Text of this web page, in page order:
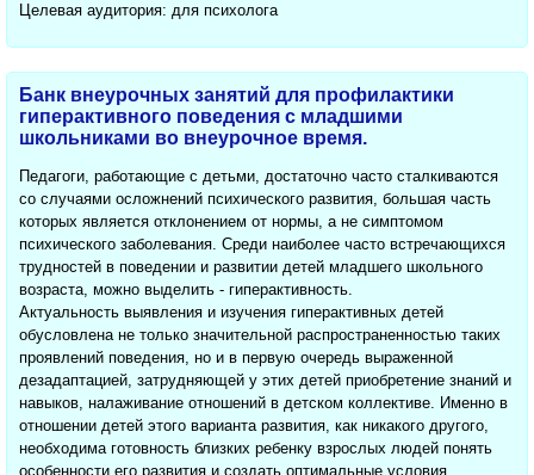
Целевая аудитория: для психолога
Банк внеурочных занятий для профилактики
гиперактивного поведения с младшими
школьниками во внеурочное время.
Педагоги, работающие с детьми, достаточно часто сталкиваются
со случаями осложнений психического развития, большая часть
которых является отклонением от нормы, а не симптомом
психического заболевания. Среди наиболее часто встречающихся
трудностей в поведении и развитии детей младшего школьного
возраста, можно выделить - гиперактивность.
Актуальность выявления и изучения гиперактивных детей
обусловлена не только значительной распространенностью таких
проявлений поведения, но и в первую очередь выраженной
дезадаптацией, затрудняющей у этих детей приобретение знаний и
навыков, налаживание отношений в детском коллективе. Именно в
отношении детей этого варианта развития, как никакого другого,
необходима готовность близких ребенку взрослых людей понять
особенности его развития и создать оптимальные условия